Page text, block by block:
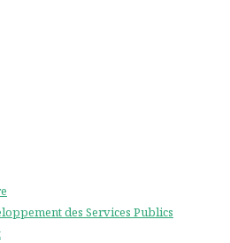
des Services Publics